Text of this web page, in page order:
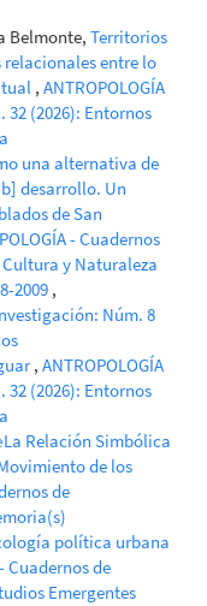
Belmonte, Territorios
entre lo
, ANTROPOLOGÍA
(2026): Entornos
una alternativa de
desarrollo. Un
de San
- Cuadernos
y Naturaleza
2009 ,
Núm. 8
, ANTROPOLOGÍA
(2026): Entornos
Relación Simbólica
de los
de
política urbana
Cuadernos de
Emergentes